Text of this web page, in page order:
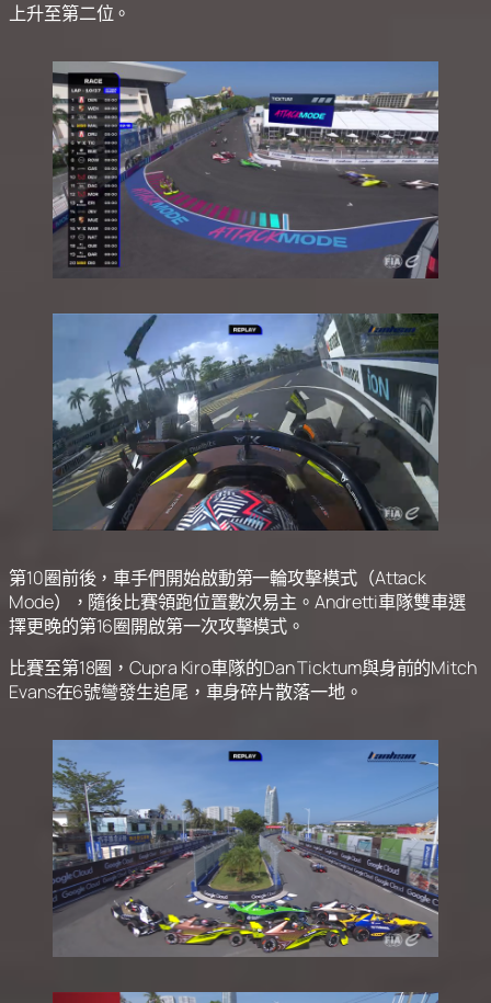
上升至第二位。
第10圈前後，車手們開始啟動第一輪攻擊模式（Attack
Mode），隨後比賽領跑位置數次易主。Andretti車隊雙車選
擇更晚的第16圈開啟第一次攻擊模式。
比賽至第18圈，Cupra Kiro車隊的Dan Ticktum與身前的Mitch
Evans在6號彎發生追尾，車身碎片散落一地。